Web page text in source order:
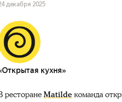
декабря 2025
кухня»
ресторанеMatildeкоманда